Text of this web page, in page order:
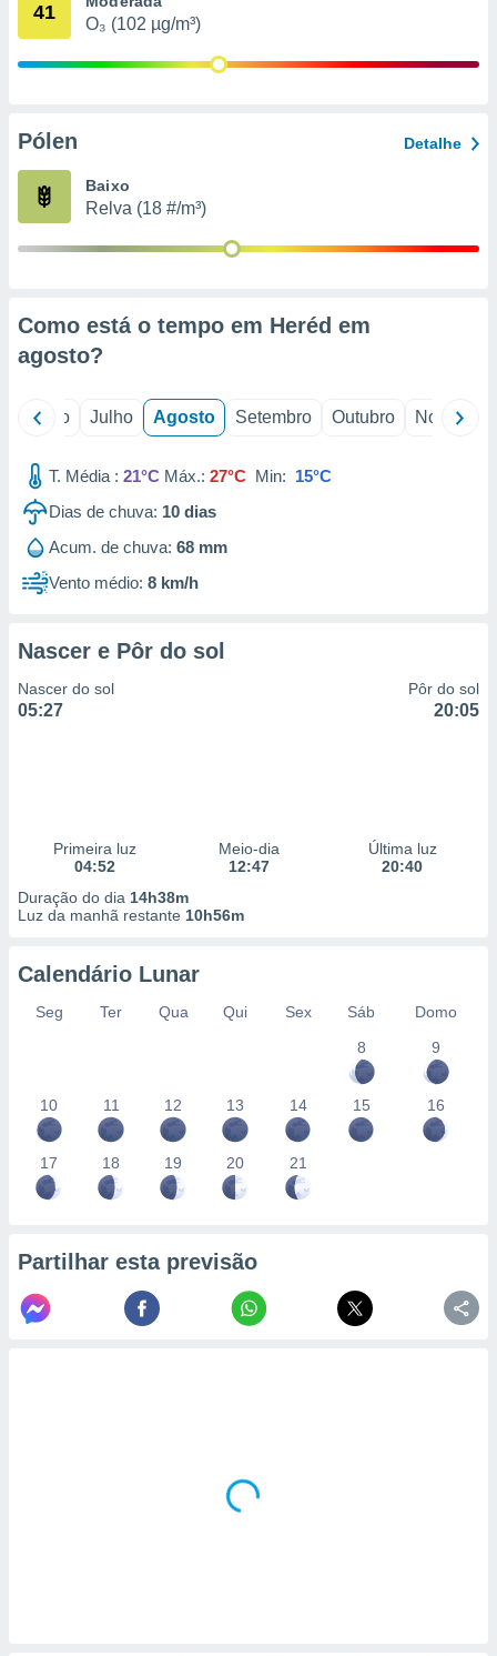
estudos
41
O₃ (102 µg/m³)
Pólen Detalhe
Baixo
Relva (18 #/m³)
Como está o tempo em Heréd em
agosto?
Junho Julho Agosto Setembro Outubro Novembro
T. Média : 21°C Máx.: 27°C Min: 15°C
Dias de chuva: 10 dias
Acum. de chuva: 68 mm
Vento médio: 8 km/h
Nascer e Pôr do sol
Nascer do sol
05:27
Pôr do sol
20:05
Primeira luz
04:52
Meio-dia
12:47
Última luz
20:40
Duração do dia 14h38m
Luz da manhã restante 10h56m
Calendário Lunar
Seg Ter Qua Qui Sex Sáb
Domo
8
9
10 11 12 13 14 15 16
17 18 19 20 21
Partilhar esta previsão